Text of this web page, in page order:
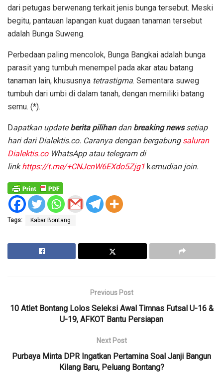
dari petugas berwenang terkait jenis bunga tersebut. Meski
begitu, pantauan lapangan kuat dugaan tanaman tersebut
adalah Bunga Suweng.
Perbedaan paling mencolok, Bunga Bangkai adalah bunga
parasit yang tumbuh menempel pada akar atau batang
tanaman lain, khususnya tetrastigma. Sementara suweg
tumbuh dari umbi di dalam tanah, dengan memiliki batang
semu. (*).
Dapatkan updateberita pilihan dan breaking newssetiap
hari dari Dialektis.co. Caranya dengan bergabung saluran
Dialektis.co WhatsApp atau telegram di
linkhttps://t.me/+CNJcnW6EXdo5Zjg1 kemudian join.
Tags: Kabar Bontang
Previous Post
10 Atlet Bontang Lolos Seleksi Awal Timnas Futsal U-16 &
U-19, AFKOT Bantu Persiapan
Next Post
Purbaya Minta DPR Ingatkan Pertamina Soal Janji Bangun
Kilang Baru, Peluang Bontang?